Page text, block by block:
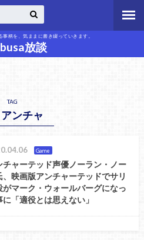
柄を、気ままに書き綴っていきます。
放談
TAG
アンチャ
Game
チャーテッド声優ノーラン・ノー
、映画版アンチャーテッドでサリ
がマーク・ウォールバーグになっ
に「適役とは思えない」